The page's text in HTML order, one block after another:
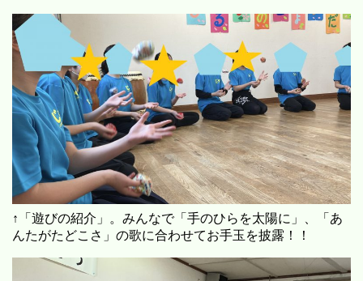
↑「遊びの紹介」。みんなで「手のひらを太陽に」、「あ
んたがたどこさ」の歌に合わせてお手玉を披露！！